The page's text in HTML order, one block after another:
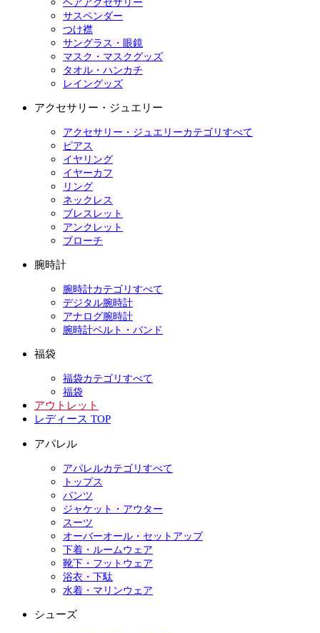
ヘアアクセサリー
サスペンダー
つけ襟
サングラス・眼鏡
マスク・マスクグッズ
タオル・ハンカチ
レイングッズ
アクセサリー・ジュエリー
アクセサリー・ジュエリーカテゴリすべて
ピアス
イヤリング
イヤーカフ
リング
ネックレス
ブレスレット
アンクレット
ブローチ
腕時計
腕時計カテゴリすべて
デジタル腕時計
アナログ腕時計
腕時計ベルト・バンド
福袋
福袋カテゴリすべて
福袋
アウトレット
レディース TOP
アパレル
アパレルカテゴリすべて
トップス
パンツ
ジャケット・アウター
スーツ
オーバーオール・セットアップ
下着・ルームウェア
靴下・フットウェア
浴衣・下駄
水着・マリンウェア
シューズ